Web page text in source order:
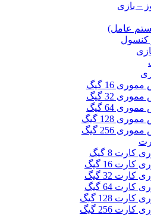
– بازی
عامل)
16 گیگ
32 گیگ
64 گیگ
128 گیگ
256 گیگ
کارت 8 گیگ
کارت 16 گیگ
کارت 32 گیگ
کارت 64 گیگ
کارت 128 گیگ
کارت 256 گیگ